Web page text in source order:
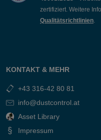
zertifiziert. Weitere
Qualitätsrichtlinien.
KONTAKT & MEHR
+43 316-42 80 81
info@dustcontrol.at
Asset Library
Impressum